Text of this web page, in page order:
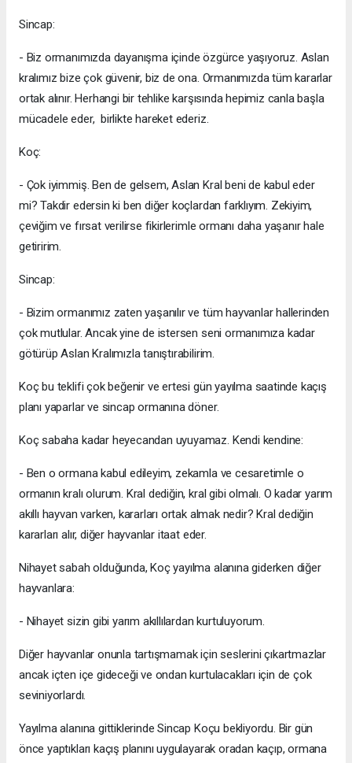
Sincap:
- Biz ormanımızda dayanışma içinde özgürce yaşıyoruz. Aslan
kralımız bize çok güvenir, biz de ona. Ormanımızda tüm kararlar
ortak alınır. Herhangi bir tehlike karşısında hepimiz canla başla
mücadele eder, birlikte hareket ederiz.
Koç:
- Çok iyimmiş. Ben de gelsem, Aslan Kral beni de kabul eder
mi? Takdir edersin ki ben diğer koçlardan farklıyım. Zekiyim,
çeviğim ve fırsat verilirse fikirlerimle ormanı daha yaşanır hale
getiririm.
Sincap:
- Bizim ormanımız zaten yaşanılır ve tüm hayvanlar hallerinden
çok mutlular. Ancak yine de istersen seni ormanımıza kadar
götürüp Aslan Kralımızla tanıştırabilirim.
Koç bu teklifi çok beğenir ve ertesi gün yayılma saatinde kaçış
planı yaparlar ve sincap ormanına döner.
Koç sabaha kadar heyecandan uyuyamaz. Kendi kendine:
- Ben o ormana kabul edileyim, zekamla ve cesaretimle o
ormanın kralı olurum. Kral dediğin, kral gibi olmalı. O kadar yarım
akıllı hayvan varken, kararları ortak almak nedir? Kral dediğin
kararları alır, diğer hayvanlar itaat eder.
Nihayet sabah olduğunda, Koç yayılma alanına giderken diğer
hayvanlara:
- Nihayet sizin gibi yarım akıllılardan kurtuluyorum.
Diğer hayvanlar onunla tartışmamak için seslerini çıkartmazlar
ancak içten içe gideceği ve ondan kurtulacakları için de çok
seviniyorlardı.
Yayılma alanına gittiklerinde Sincap Koçu bekliyordu. Bir gün
önce yaptıkları kaçış planını uygulayarak oradan kaçıp, ormana